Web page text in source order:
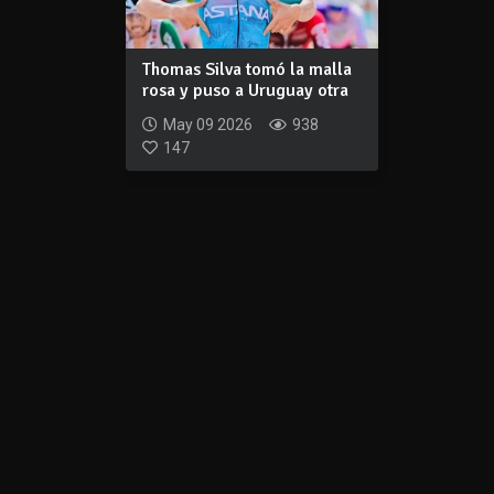
Thomas Silva tomó la malla
rosa y puso a Uruguay otra
May 09 2026
938
147